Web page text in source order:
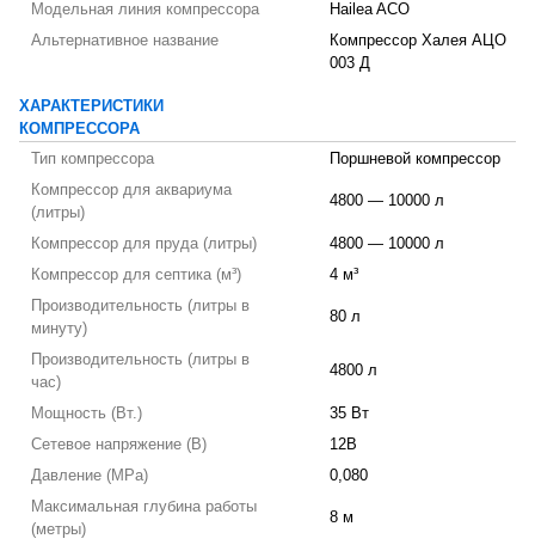
Модельная линия компрессора
Hailea ACO
Альтернативное название
Компрессор Халея АЦО
003 Д
ХАРАКТЕРИСТИКИ
КОМПРЕССОРА
Тип компрессора
Поршневой компрессор
Компрессор для аквариума
(литры)
4800 — 10000 л
Компрессор для пруда (литры)
4800 — 10000 л
Компрессор для септика (м³)
4 м³
Производительность (литры в
минуту)
80 л
Производительность (литры в
час)
4800 л
Мощность (Вт.)
35 Вт
Сетевое напряжение (В)
12В
Давление (MPa)
0,080
Максимальная глубина работы
(метры)
8 м